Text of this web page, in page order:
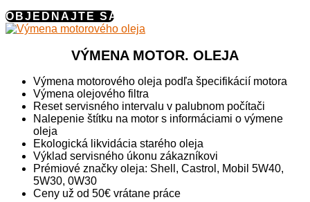
OBJEDNAJTE SA
VÝMENA MOTOR. OLEJA
Výmena motorového oleja podľa špecifikácií motora
Výmena olejového filtra
Reset servisného intervalu v palubnom počítači
Nalepenie štítku na motor s informáciami o výmene
oleja
Ekologická likvidácia starého oleja
Výklad servisného úkonu zákazníkovi
Prémiové značky oleja: Shell, Castrol, Mobil 5W40,
5W30, 0W30
Ceny už od 50€ vrátane práce